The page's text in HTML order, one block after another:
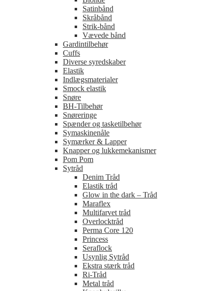
Satinbånd
Skråbånd
Strik-bånd
Vævede bånd
Gardintilbehør
Cuffs
Diverse syredskaber
Elastik
Indlægsmaterialer
Smock elastik
Snøre
BH-Tilbehør
Snøreringe
Spænder og tasketilbehør
Symaskinenåle
Symærker & Lapper
Knapper og lukkemekanismer
Pom Pom
Sytråd
Denim Tråd
Elastik tråd
Glow in the dark – Tråd
Maraflex
Multifarvet tråd
Overlocktråd
Perma Core 120
Princess
Seraflock
Usynlig Sytråd
Ekstra stærk tråd
Ri-Tråd
Metal tråd